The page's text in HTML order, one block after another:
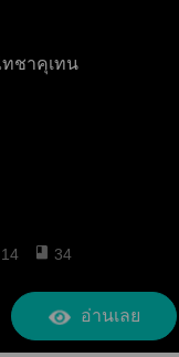
ทชาคุเทน
14 34
อ่านเลย